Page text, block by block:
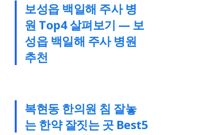
보성읍 백일해 주사 병
원 Top4 살펴보기 — 보
성읍 백일해 주사 병원
추천
복현동 한의원 침 잘놓
는 한약 잘짓는 곳 Best5